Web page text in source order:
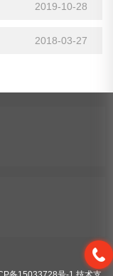
2019-10-28
2018-03-27